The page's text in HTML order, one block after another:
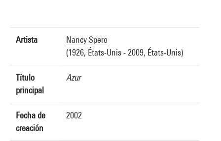
Artista
Nancy Spero
(1926, États-Unis - 2009, États-Unis)
Título
principal
Azur
Fecha de
creación
2002